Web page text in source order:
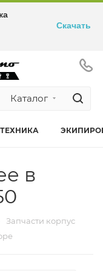
Каталог
в
Запчасти корпус
Скачать